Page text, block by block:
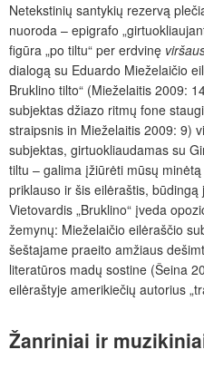
Netekstinių santykių rezervą
nuoroda – epigrafo
figūra „po tiltu“ per erdvinę
dialogą su Eduardo Mieželaičio
Bruklino tilto“ (Mieželaitis 2009:
subjektas džiazo ritmų fone
straipsnis in Mieželaitis 2009: 9)
subjektas, girtuokliaudamas su
tiltu – galima įžiūrėti mūsų
priklauso ir šis eilėraštis,
Vietovardis „Bruklino“ įveda
žemynų: Mieželaičio eilėraščio
šeštajame praeito amžiaus
literatūros madų sostine (Šeina
eilėraštyje amerikiečių autorius
Žanriniai ir